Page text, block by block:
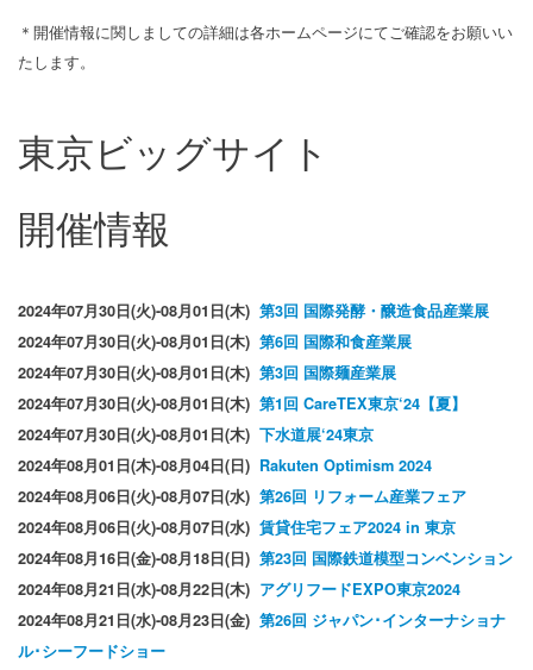
＊開催情報に関しましての詳細は各ホームページにてご確認をお願いい
たします。
東京ビッグサイト
開催情報
2024年07月30日(火)-08月01日(木) 第3回 国際発酵・醸造食品産業展
2024年07月30日(火)-08月01日(木) 第6回 国際和食産業展
2024年07月30日(火)-08月01日(木) 第3回 国際麺産業展
2024年07月30日(火)-08月01日(木) 第1回 CareTEX東京‘24【夏】
2024年07月30日(火)-08月01日(木) 下水道展‘24東京
2024年08月01日(木)-08月04日(日) Rakuten Optimism 2024
2024年08月06日(火)-08月07日(水) 第26回 リフォーム産業フェア
2024年08月06日(火)-08月07日(水) 賃貸住宅フェア2024 in 東京
2024年08月16日(金)-08月18日(日) 第23回 国際鉄道模型コンベンション
2024年08月21日(水)-08月22日(木) アグリフードEXPO東京2024
2024年08月21日(水)-08月23日(金) 第26回 ジャパン･インターナショナ
ル･シーフードショー